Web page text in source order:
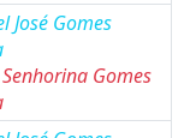
José Gomes
Gomes